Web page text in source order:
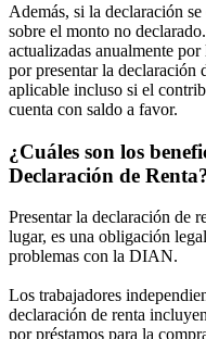
Además, si la declaración
sobre el monto no
actualizadas anualmente
por presentar la declaración
aplicable incluso si el
cuenta con saldo a favor.
¿Cuáles son los
Declaración de
Presentar la declaración de
lugar, es una obligación
problemas con la DIAN.
Los trabajadores
declaración de renta
por préstamos para la